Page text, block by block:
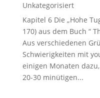
Unkategorisiert
Kapitel 6 Die „Hohe
170) aus dem Buch “
Aus verschiedenen
Schwierigkeiten mit
einigen Monaten
20-30 minütigen...